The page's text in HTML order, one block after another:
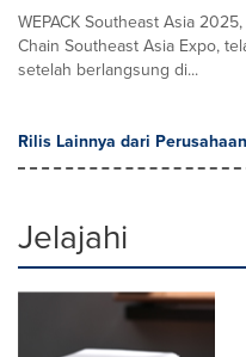
WEPACK Southeast Asia
Chain Southeast Asia Expo,
setelah berlangsung di...
Rilis Lainnya dari
Jelajahi